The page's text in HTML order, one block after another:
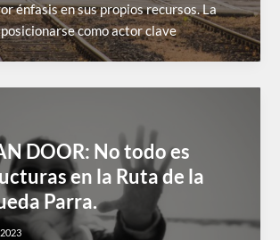
énfasis en sus propios recursos. La
como actor clave
DOOR: No todo es
en la Ruta de la
Parra.